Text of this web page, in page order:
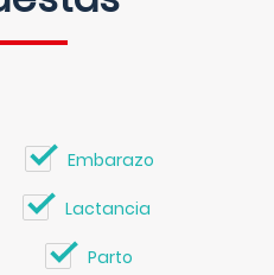
Embarazo
Lactancia
Parto